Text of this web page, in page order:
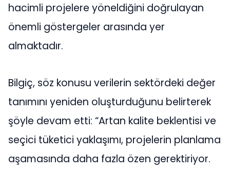
hacimli projelere yöneldiğini doğrulayan
önemli göstergeler arasında yer
almaktadır.
Bilgiç, söz konusu verilerin sektördeki değer
tanımını yeniden oluşturduğunu belirterek
şöyle devam etti: “Artan kalite beklentisi ve
seçici tüketici yaklaşımı, projelerin planlama
aşamasında daha fazla özen gerektiriyor.